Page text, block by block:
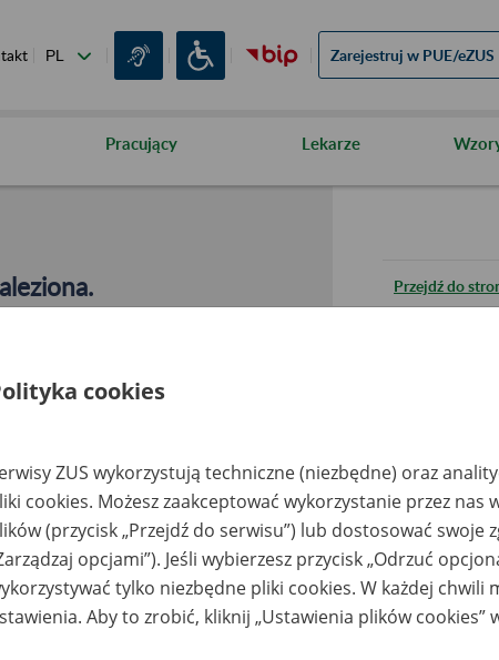
Zarejestruj w PUE/eZUS
Pracujący Lekarze
Przejdź do
cookies
ZUS wykorzystują techniczne (niezbędne) oraz
cookies. Możesz zaakceptować wykorzystanie przez nas
(przycisk „Przejdź do serwisu”) lub dostosować swoje
opcjami”). Jeśli wybierzesz przycisk „Odrzuć
tylko niezbędne pliki cookies. W każdej chwili
Aby to zrobić, kliknij „Ustawienia plików cookies”